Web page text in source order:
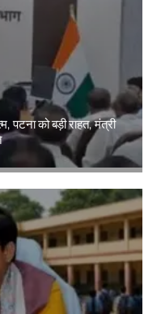
पटना को बड़ी राहत, मंत्री